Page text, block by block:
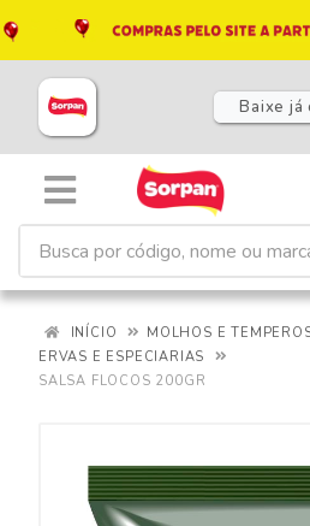
Baixe já
INÍCIO
MOLHOS E
ERVAS E ESPECIARIAS
SALSA FLOCOS 200GR